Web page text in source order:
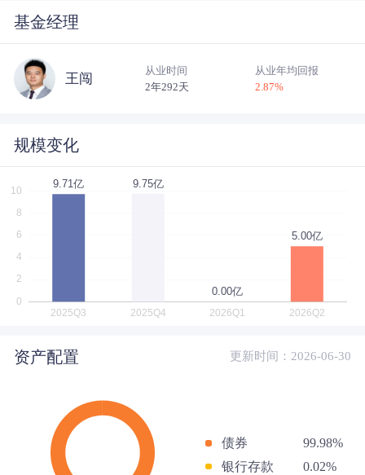
基金经理
王闯
从业时间
2年292天
从业年均回报
2.87%
规模变化
资产配置 更新时间：2026-06-30
债券
99.98%
银行存款
0.02%